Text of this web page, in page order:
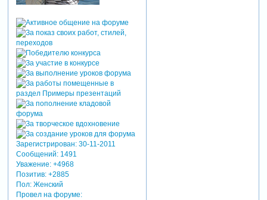
Зарегистрирован: 30-11-2011
Сообщений:1491
Уважение: +4968
Позитив: +2885
Пол:Женский
Провел на форуме: